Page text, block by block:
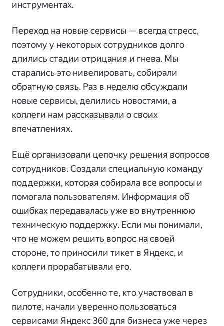
инструментах.
Переход на новые сервисы — всегда стресс,
поэтому у некоторых сотрудников долго
длились стадии отрицания и гнева. Мы
старались это нивелировать, собирали
обратную связь. Раз в неделю обсуждали
новые сервисы, делились новостями, а
коллеги нам рассказывали о своих
впечатлениях.
Ещё организовали цепочку решения вопросов
сотрудников. Создали специальную команду
поддержки, которая собирала все вопросы и
помогала пользователям. Информация об
ошибках передавалась уже во внутреннюю
техническую поддержку. Если мы понимали,
что не можем решить вопрос на своей
стороне, то приносили тикет в Яндекс, и
коллеги прорабатывали его.
Сотрудники, особенно те, кто участвовал в
пилоте, начали уверенно пользоваться
сервисами Яндекс 360 для бизнеса уже через